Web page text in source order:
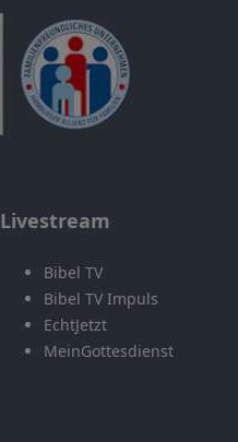
Livestream
Bibel TV
Bibel TV Impuls
EchtJetzt
MeinGottesdienst